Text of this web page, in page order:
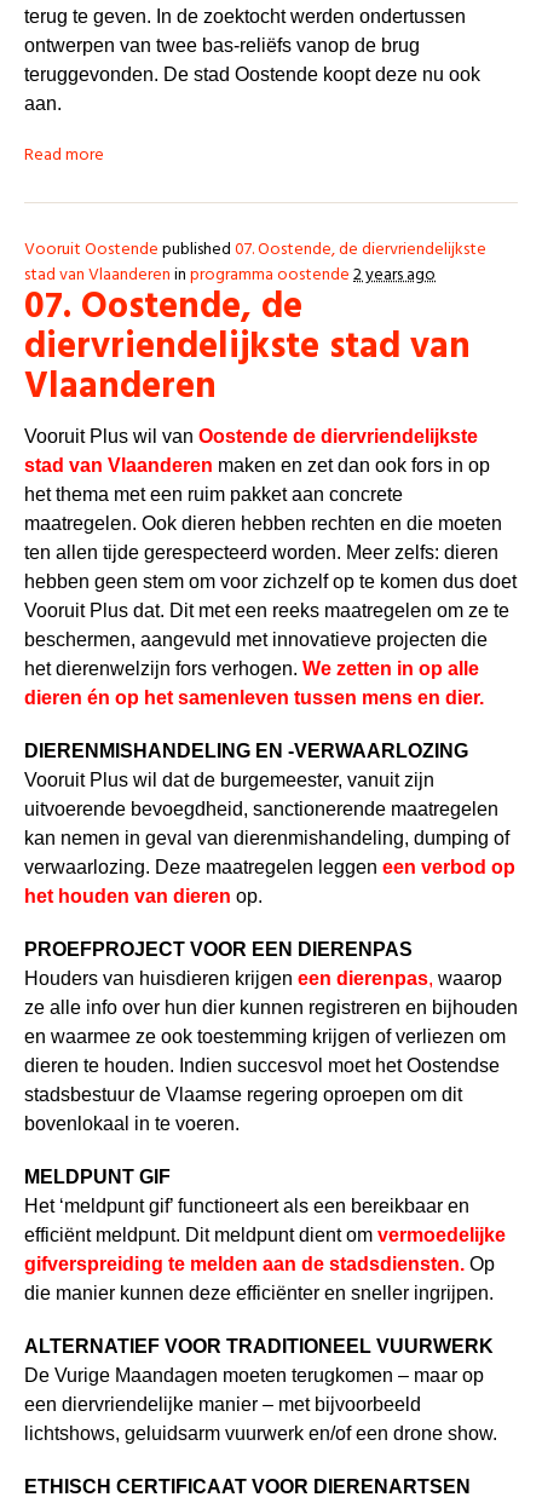
terug te geven. In de zoektocht werden ondertussen
ontwerpen van twee bas-reliëfs vanop de brug
teruggevonden. De stad Oostende koopt deze nu ook
aan.
Read more
Vooruit Oostendepublished07. Oostende, de diervriendelijkste
stad van Vlaandereninprogramma oostende2 years ago
07. Oostende, de
diervriendelijkste stad van
Vlaanderen
Vooruit Plus wil van Oostende de diervriendelijkste
stad van Vlaanderen maken en zet dan ook fors in op
het thema met een ruim pakket aan concrete
maatregelen. Ook dieren hebben rechten en die moeten
ten allen tijde gerespecteerd worden. Meer zelfs: dieren
hebben geen stem om voor zichzelf op te komen dus doet
Vooruit Plus dat. Dit met een reeks maatregelen om ze te
beschermen, aangevuld met innovatieve projecten die
het dierenwelzijn fors verhogen. We zetten in op alle
dieren én op het samenleven tussen mens en dier.
DIERENMISHANDELING EN -VERWAARLOZING
Vooruit Plus wil dat de burgemeester, vanuit zijn
uitvoerende bevoegdheid, sanctionerende maatregelen
kan nemen in geval van dierenmishandeling, dumping of
verwaarlozing. Deze maatregelen leggen een verbod op
het houden van dieren op.
PROEFPROJECT VOOR EEN DIERENPAS
Houders van huisdieren krijgen een dierenpas, waarop
ze alle info over hun dier kunnen registreren en bijhouden
en waarmee ze ook toestemming krijgen of verliezen om
dieren te houden. Indien succesvol moet het Oostendse
stadsbestuur de Vlaamse regering oproepen om dit
bovenlokaal in te voeren.
MELDPUNT GIF
Het ‘meldpunt gif’ functioneert als een bereikbaar en
efficiënt meldpunt. Dit meldpunt dient om vermoedelijke
gifverspreiding te melden aan de stadsdiensten. Op
die manier kunnen deze efficiënter en sneller ingrijpen.
ALTERNATIEF VOOR TRADITIONEEL VUURWERK
De Vurige Maandagen moeten terugkomen – maar op
een diervriendelijke manier – met bijvoorbeeld
lichtshows, geluidsarm vuurwerk en/of een drone show.
ETHISCH CERTIFICAAT VOOR DIERENARTSEN